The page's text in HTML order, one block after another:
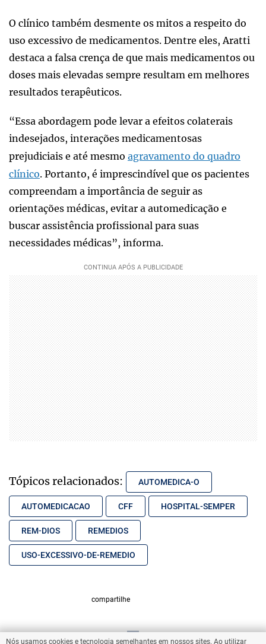
O clínico também desmente os mitos a respeito do
uso excessivo de medicamentos. Dentre eles, Aratti
destaca a falsa crença de que mais medicamentos ou
doses mais elevadas sempre resultam em melhores
resultados terapêuticos.
“Essa abordagem pode levar a efeitos colaterais
indesejados, interações medicamentosas
prejudiciais e até mesmo agravamento do quadro
clínico. Portanto, é imprescindível que os pacientes
compreendam a importância de seguir as
orientações médicas, evitar a automedicação e
buscar assistência profissional para suas
necessidades médicas”, informa.
Tópicos relacionados: AUTOMEDICA-O
AUTOMEDICACAO CFF HOSPITAL-SEMPER
REM-DIOS REMEDIOS
USO-EXCESSIVO-DE-REMEDIO
compartilhe
Nós usamos cookies e tecnologia semelhantes em nossos sites. Ao utilizar